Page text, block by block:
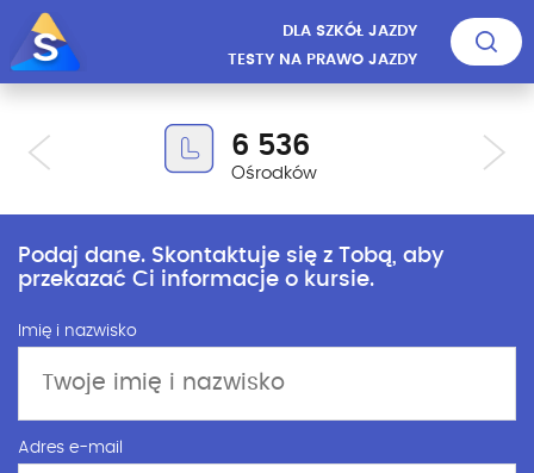
DLA SZKÓŁ JAZDY
TESTY NA PRAWO JAZDY
6 536
Ośrodków
Podaj dane. Skontaktuje się z Tobą, aby
przekazać Ci informacje o kursie.
Imię i nazwisko
Adres e-mail